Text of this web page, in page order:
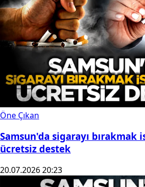
Öne Çıkan
Samsun'da sigarayı bırakmak
ücretsiz destek
20.07.2026 20:23